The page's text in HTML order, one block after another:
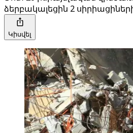
ձերբակալեցին 2
Կիսվել